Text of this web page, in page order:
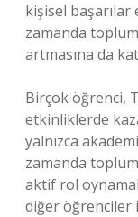
kişisel başarılar
zamanda
artmasına da
Birçok öğrenci,
etkinliklerde
yalnızca
zamanda
aktif rol
diğer öğrenciler